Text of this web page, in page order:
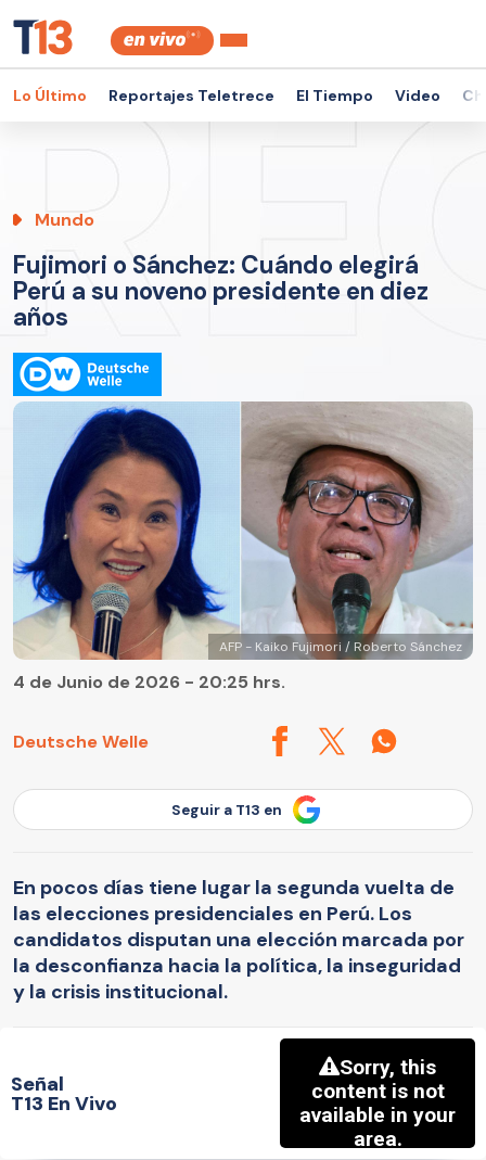
Lo Último Reportajes Teletrece El Tiempo Video
Mundo
Fujimori o Sánchez: Cuándo elegirá
Perú a su noveno presidente en diez
años
AFP - Kaiko Fujimori / Roberto Sánchez
Deutsche Welle
4 de Junio de 2026 - 20:25 hrs.
Seguir a T13 en
En pocos días tiene lugar la segunda vuelta de
las elecciones presidenciales en Perú. Los
candidatos disputan una elección marcada por
la desconfianza hacia la política, la inseguridad
y la crisis institucional.
Señal
T13 En Vivo